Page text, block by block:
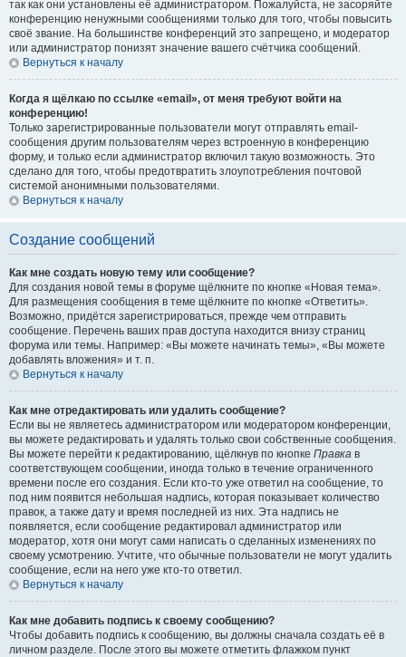
так как они установлены её администратором. Пожалуйста, не засоряйте
конференцию ненужными сообщениями только для того, чтобы повысить
своё звание. На большинстве конференций это запрещено, и модератор
или администратор понизят значение вашего счётчика сообщений.
Вернуться к началу
Когда я щёлкаю по ссылке «email», от меня требуют войти на
конференцию!
Только зарегистрированные пользователи могут отправлять email-
сообщения другим пользователям через встроенную в конференцию
форму, и только если администратор включил такую возможность. Это
сделано для того, чтобы предотвратить злоупотребления почтовой
системой анонимными пользователями.
Вернуться к началу
Создание сообщений
Как мне создать новую тему или сообщение?
Для создания новой темы в форуме щёлкните по кнопке «Новая тема».
Для размещения сообщения в теме щёлкните по кнопке «Ответить».
Возможно, придётся зарегистрироваться, прежде чем отправить
сообщение. Перечень ваших прав доступа находится внизу страниц
форума или темы. Например: «Вы можете начинать темы», «Вы можете
добавлять вложения» и т. п.
Вернуться к началу
Как мне отредактировать или удалить сообщение?
Если вы не являетесь администратором или модератором конференции,
вы можете редактировать и удалять только свои собственные сообщения.
Вы можете перейти к редактированию, щёлкнув по кнопке Правка в
соответствующем сообщении, иногда только в течение ограниченного
времени после его создания. Если кто-то уже ответил на сообщение, то
под ним появится небольшая надпись, которая показывает количество
правок, а также дату и время последней из них. Эта надпись не
появляется, если сообщение редактировал администратор или
модератор, хотя они могут сами написать о сделанных изменениях по
своему усмотрению. Учтите, что обычные пользователи не могут удалить
сообщение, если на него уже кто-то ответил.
Вернуться к началу
Как мне добавить подпись к своему сообщению?
Чтобы добавить подпись к сообщению, вы должны сначала создать её в
личном разделе. После этого вы можете отметить флажком пункт